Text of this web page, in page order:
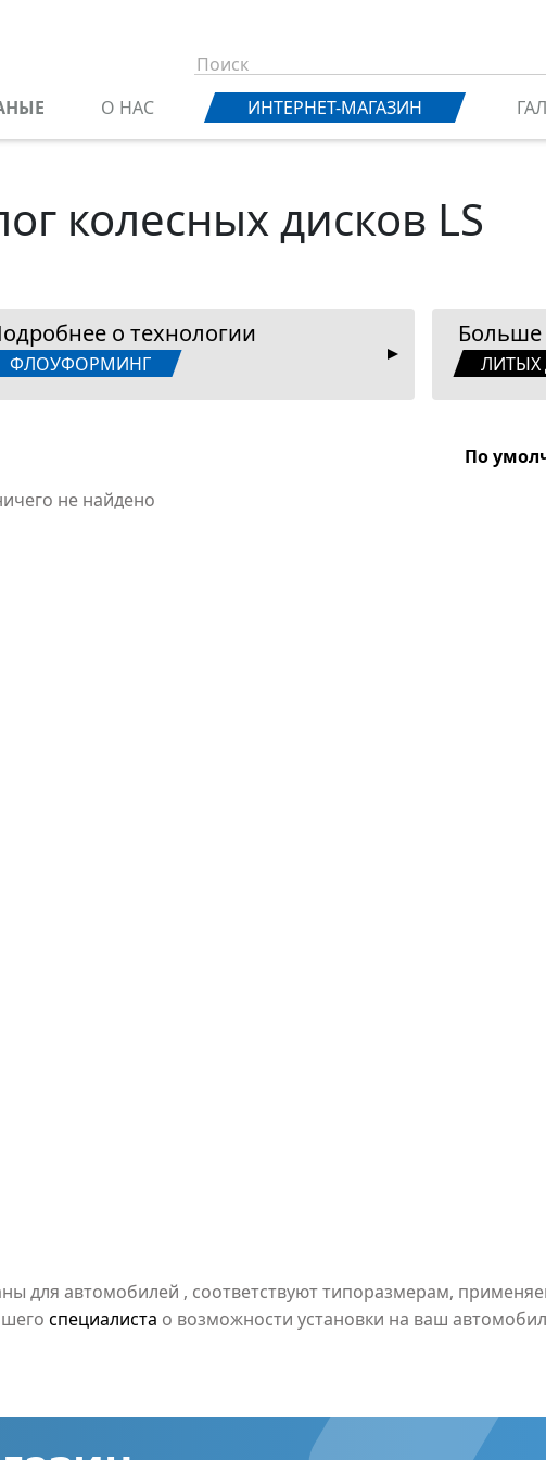
О НАС ИНТЕРНЕТ-МАГАЗИН
колесных дисков LS
о технологии
ФЛОУФОРМИНГ ЛИТЫХ
По
не найдено
для автомобилей , соответствуют типоразмерам,
специалиста о возможности установки на ваш